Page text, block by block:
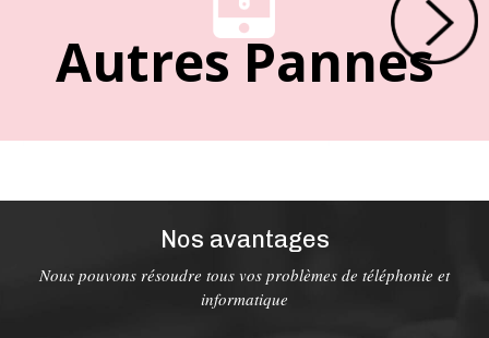
Autres Pannes
Nos avantages
Nous pouvons résoudre tous vos problèmes de téléphonie et
informatique